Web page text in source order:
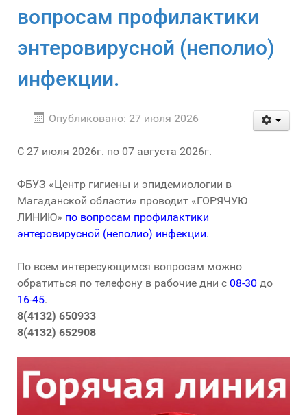
вопросам профилактики
энтеровирусной (неполио)
инфекции.
Опубликовано: 27 июля 2026
С 27 июля 2026г. по 07 августа 2026г.
ФБУЗ «Центр гигиены и эпидемиологии в
Магаданской области» проводит «ГОРЯЧУЮ
ЛИНИЮ» по вопросам профилактики
энтеровирусной (неполио) инфекции.
По всем интересующимся вопросам можно
обратиться по телефону в рабочие дни с 08-30 до
16-45.
8(4132) 650933
8(4132) 652908